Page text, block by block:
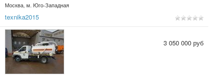
Москва, м. Юго-Западная
texnika2015
3 050 000 руб